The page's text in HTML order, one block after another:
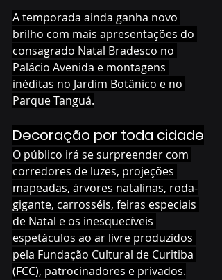
A temporada ainda ganha novo
brilho com mais apresentações do
consagrado Natal Bradesco no
Palácio Avenida e montagens
inéditas no Jardim Botânico e no
Parque Tanguá.
Decoração por toda cidade
O público irá se surpreender com
corredores de luzes, projeções
mapeadas, árvores natalinas, roda-
gigante, carrosséis, feiras especiais
de Natal e os inesquecíveis
espetáculos ao ar livre produzidos
pela Fundação Cultural de Curitiba
(FCC), patrocinadores e privados.